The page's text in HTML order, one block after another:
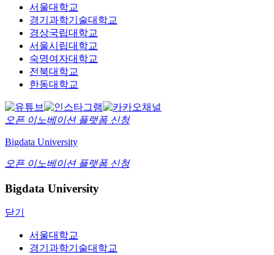
서울대학교
경기과학기술대학교
경상국립대학교
서울시립대학교
숙명여자대학교
전북대학교
한동대학교
오픈 이노베이션 플랫폼 신청
Bigdata University
오픈 이노베이션 플랫폼 신청
Bigdata University
닫기
서울대학교
경기과학기술대학교